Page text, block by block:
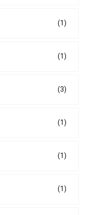
(1)
(1)
(3)
(1)
(1)
(1)